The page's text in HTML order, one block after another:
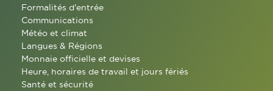
Formalités d'entrée
Communications
Météo et climat
Langues & Régions
Monnaie officielle et devises
Heure, horaires de travail et jours fériés
Santé et sécurité